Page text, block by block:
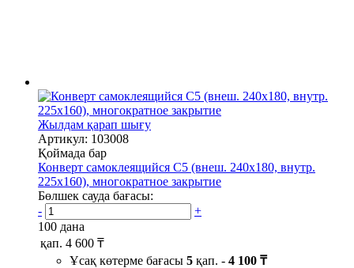
Жылдам қарап шығу
Артикул: 103008
Қоймада бар
Конверт самоклеящийся С5 (внеш. 240х180, внутр.
225х160), многократное закрытие
Бөлшек сауда бағасы:
-
+
100 дана
қап. 4 600 ₸
Ұсақ көтерме бағасы 5 қап. - 4 100 ₸